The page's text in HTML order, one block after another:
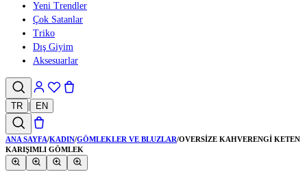
Yeni Trendler
Çok Satanlar
Triko
Dış Giyim
Aksesuarlar
TR EN
ANA SAYFA/KADIN/GÖMLEKLER VE BLUZLAR/OVERSIZE KAHVERENGI KETEN
KARIŞIMLI GÖMLEK